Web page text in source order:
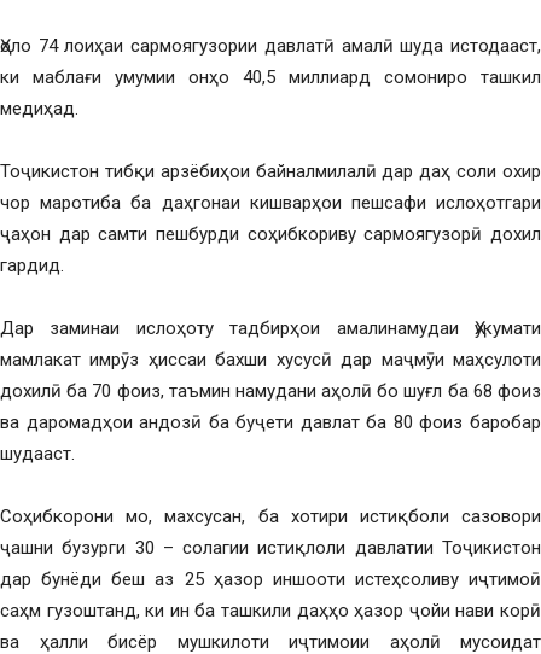
Ҳоло 74 лоиҳаи сармоягузории давлатӣ амалӣ шуда истодааст,
ки маблағи умумии онҳо 40,5 миллиард сомониро ташкил
медиҳад.
Тоҷикистон тибқи арзёбиҳои байналмилалӣ дар даҳ соли охир
чор маротиба ба даҳгонаи кишварҳои пешсафи ислоҳотгари
ҷаҳон дар самти пешбурди соҳибкориву сармоягузорӣ дохил
гардид.
Дар заминаи ислоҳоту тадбирҳои амалинамудаи Ҳукумати
мамлакат имрӯз ҳиссаи бахши хусусӣ дар маҷмӯи маҳсулоти
дохилӣ ба 70 фоиз, таъмин намудани аҳолӣ бо шуғл ба 68 фоиз
ва даромадҳои андозӣ ба буҷети давлат ба 80 фоиз баробар
шудааст.
Соҳибкорони мо, махсусан, ба хотири истиқболи сазовори
ҷашни бузурги 30 – солагии истиқлоли давлатии Тоҷикистон
дар бунёди беш аз 25 ҳазор иншооти истеҳсоливу иҷтимоӣ
саҳм гузоштанд, ки ин ба ташкили даҳҳо ҳазор ҷойи нави корӣ
ва ҳалли бисёр мушкилоти иҷтимоии аҳолӣ мусоидат